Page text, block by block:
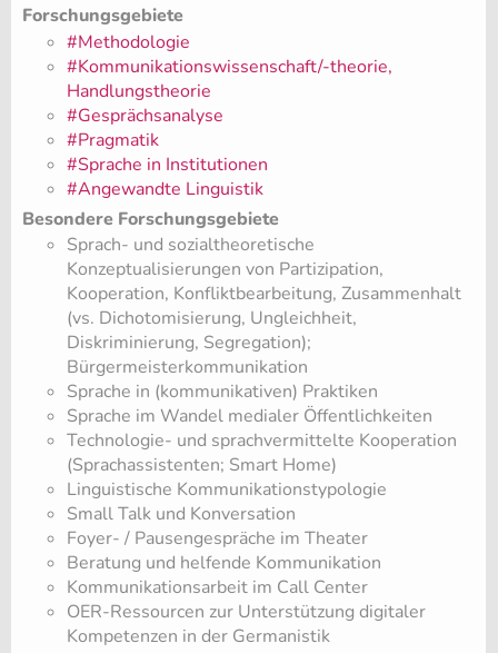
Forschungsgebiete
#Methodologie
#Kommunikationswissenschaft/-theorie,
Handlungstheorie
#Gesprächsanalyse
#Pragmatik
#Sprache in Institutionen
#Angewandte Linguistik
Besondere Forschungsgebiete
Sprach- und sozialtheoretische
Konzeptualisierungen von Partizipation,
Kooperation, Konfliktbearbeitung, Zusammenhalt
(vs. Dichotomisierung, Ungleichheit,
Diskriminierung, Segregation);
Bürgermeisterkommunikation
Sprache in (kommunikativen) Praktiken
Sprache im Wandel medialer Öffentlichkeiten
Technologie- und sprachvermittelte Kooperation
(Sprachassistenten; Smart Home)
Linguistische Kommunikationstypologie
Small Talk und Konversation
Foyer- / Pausengespräche im Theater
Beratung und helfende Kommunikation
Kommunikationsarbeit im Call Center
OER-Ressourcen zur Unterstützung digitaler
Kompetenzen in der Germanistik